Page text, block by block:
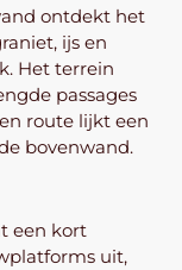
ontdekt het
ijs en
Het terrein
passages
route lijkt een
bovenwand.
een kort
uit,